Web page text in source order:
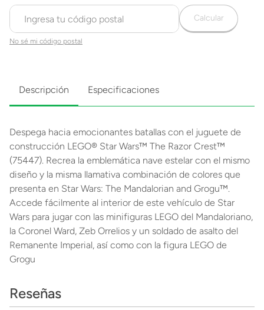
No sé mi código postal
Calcular
Descripción Especificaciones
Despega hacia emocionantes batallas con el juguete de
construcción LEGO® Star Wars™ The Razor Crest™
(75447). Recrea la emblemática nave estelar con el mismo
diseño y la misma llamativa combinación de colores que
presenta en Star Wars: The Mandalorian and Grogu™.
Accede fácilmente al interior de este vehículo de Star
Wars para jugar con las minifiguras LEGO del Mandaloriano,
la Coronel Ward, Zeb Orrelios y un soldado de asalto del
Remanente Imperial, así como con la figura LEGO de
Grogu
Reseñas